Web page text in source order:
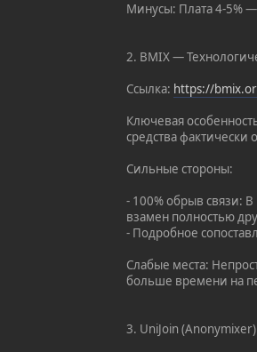
Минусы: Плата 4-5% —
2. BMIX —
Ссылка: https://
Ключевая
средства фактически
Сильные стороны:
- 100% обрыв связи:
взамен полностью
- Подробное
Слабые места:
больше времени на
3. UniJoin